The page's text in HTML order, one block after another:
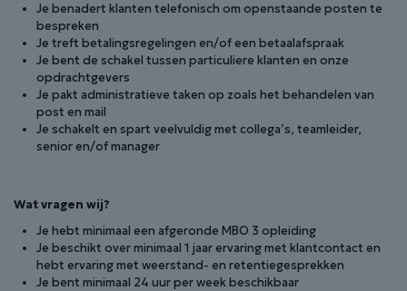
Je benadert klanten telefonisch om openstaande posten te
bespreken
Je treft betalingsregelingen en/of een betaalafspraak
Je bent de schakel tussen particuliere klanten en onze
opdrachtgevers
Je pakt administratieve taken op zoals het behandelen van
post en mail
Je schakelt en spart veelvuldig met collega’s, teamleider,
senior en/of manager
Wat vragen wij?
Je hebt minimaal een afgeronde MBO 3 opleiding
Je beschikt over minimaal 1 jaar ervaring met klantcontact en
hebt ervaring met weerstand- en retentiegesprekken
Je bent minimaal 24 uur per week beschikbaar